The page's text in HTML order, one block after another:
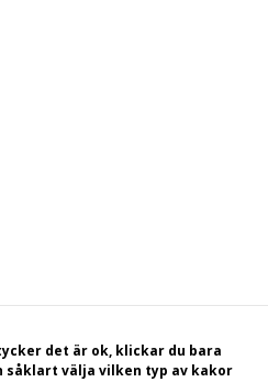
det är ok, klickar du bara
såklart välja vilken typ av kakor